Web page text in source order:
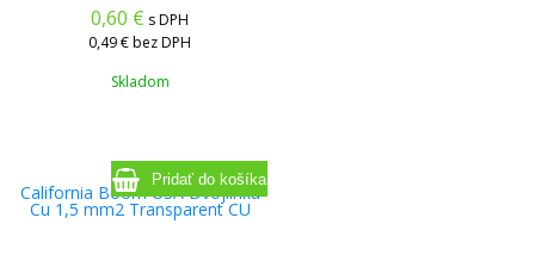
0,60 € s DPH
0,49 €bez DPH
Skladom
California Boom USA Dvojlinka
Cu 1,5 mm2 Transparent CU